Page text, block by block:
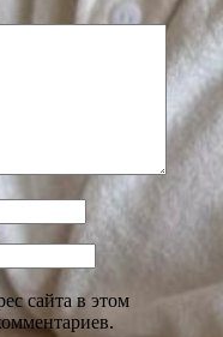
сайта в этом